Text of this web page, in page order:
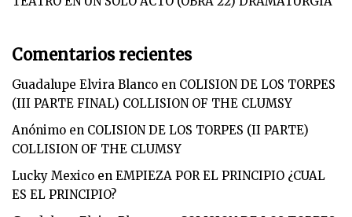
Comentarios recientes
Guadalupe Elvira Blanco en COLISION DE LOS TORPES
(III PARTE FINAL) COLLISION OF THE CLUMSY
Anónimo en COLISION DE LOS TORPES (II PARTE)
COLLISION OF THE CLUMSY
Lucky Mexico en EMPIEZA POR EL PRINCIPIO ¿CUAL
ES EL PRINCIPIO?